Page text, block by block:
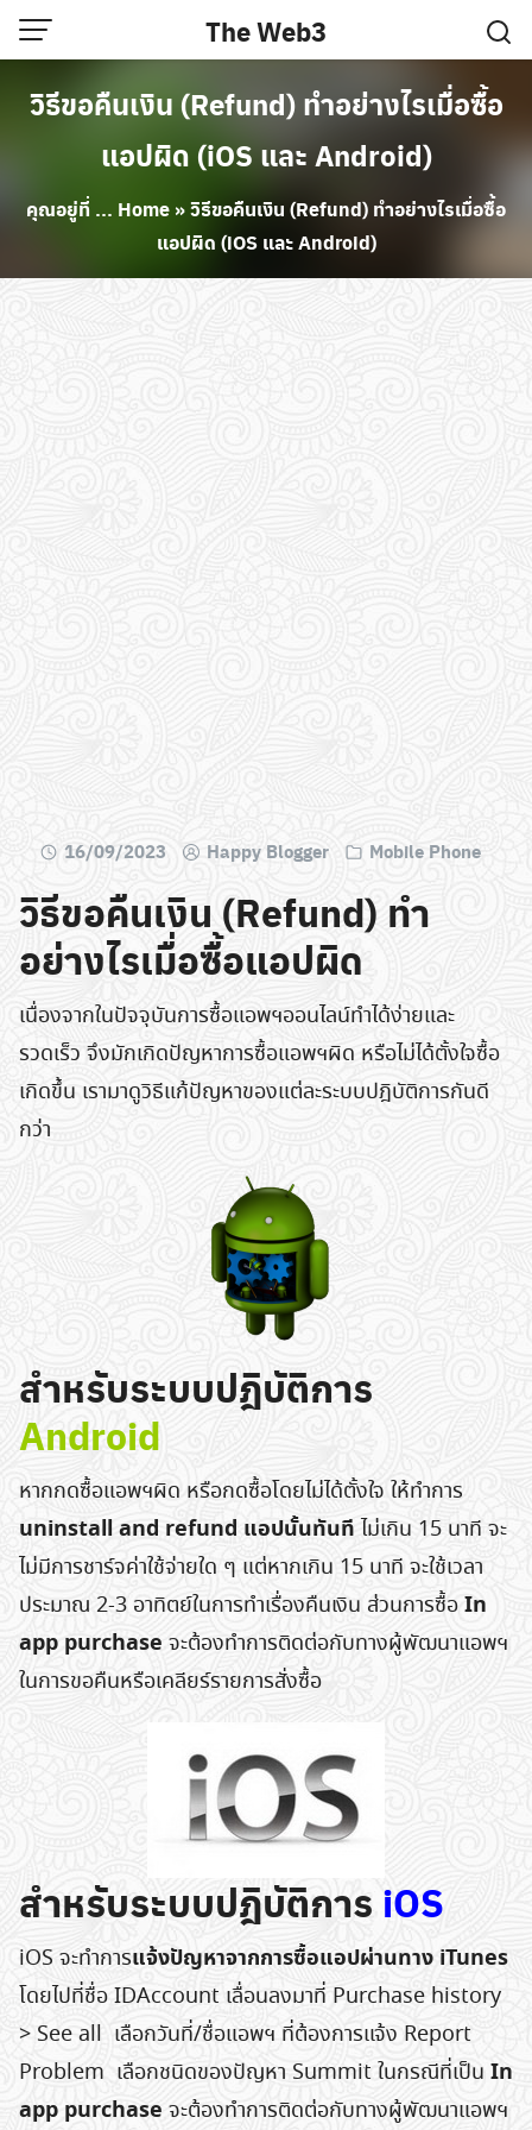
Skip
to
content
The Web3
วิธีขอคืนเงิน (Refund) ทำอย่างไรเมื่อซื้อ
แอปผิด (iOS และ Android)
คุณอยู่ที่ ... Home »วิธีขอคืนเงิน (Refund) ทำอย่างไรเมื่อซื้อ
แอปผิด (iOS และ Android)
16/09/2023 Happy Blogger Mobile Phone
วิธีขอคืนเงิน (Refund) ทำ
อย่างไรเมื่อซื้อแอปผิด
เนื่องจากในปัจจุบันการซื้อแอพฯออนไลน์ทำได้ง่ายและ
รวดเร็ว จึงมักเกิดปัญหาการซื้อแอพฯผิด หรือไม่ได้ตั้งใจซื้อ
เกิดขึ้น เรามาดูวิธีแก้ปัญหาของแต่ละระบบปฎิบัติการกันดี
กว่า
สำหรับระบบปฎิบัติการ
Android
หากกดซื้อแอพฯผิด หรือกดซื้อโดยไม่ได้ตั้งใจ ให้ทำการ
uninstall and refund แอปนั้นทันที ไม่เกิน 15 นาที จะ
ไม่มีการชาร์จค่าใช้จ่ายใด ๆ แต่หากเกิน 15 นาที จะใช้เวลา
ประมาณ 2-3 อาทิตย์ในการทำเรื่องคืนเงิน ส่วนการซื้อIn
app purchase จะต้องทำการติดต่อกับทางผู้พัฒนาแอพฯ
ในการขอคืนหรือเคลียร์รายการสั่งซื้อ
สำหรับระบบปฎิบัติการ iOS
iOS จะทำการแจ้งปัญหาจากการซื้อแอปผ่านทาง iTunes
โดยไปที่ชื่อ IDAccount เลื่อนลงมาที่ Purchase history
> See all เลือกวันที่/ชื่อแอพฯ ที่ต้องการแจ้ง Report
Problem เลือกชนิดของปัญหา Summit ในกรณีที่เป็น In
app purchase จะต้องทำการติดต่อกับทางผู้พัฒนาแอพฯ